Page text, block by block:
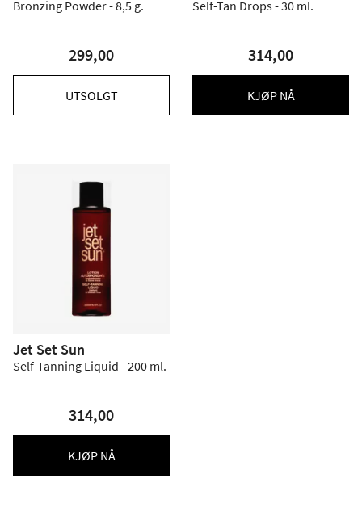
Bronzing Powder - 8,5 g.
299,00
UTSOLGT
Self-Tan Drops - 30 ml.
314,00
KJØP NÅ
Jet Set Sun
Self-Tanning Liquid - 200 ml.
314,00
KJØP NÅ